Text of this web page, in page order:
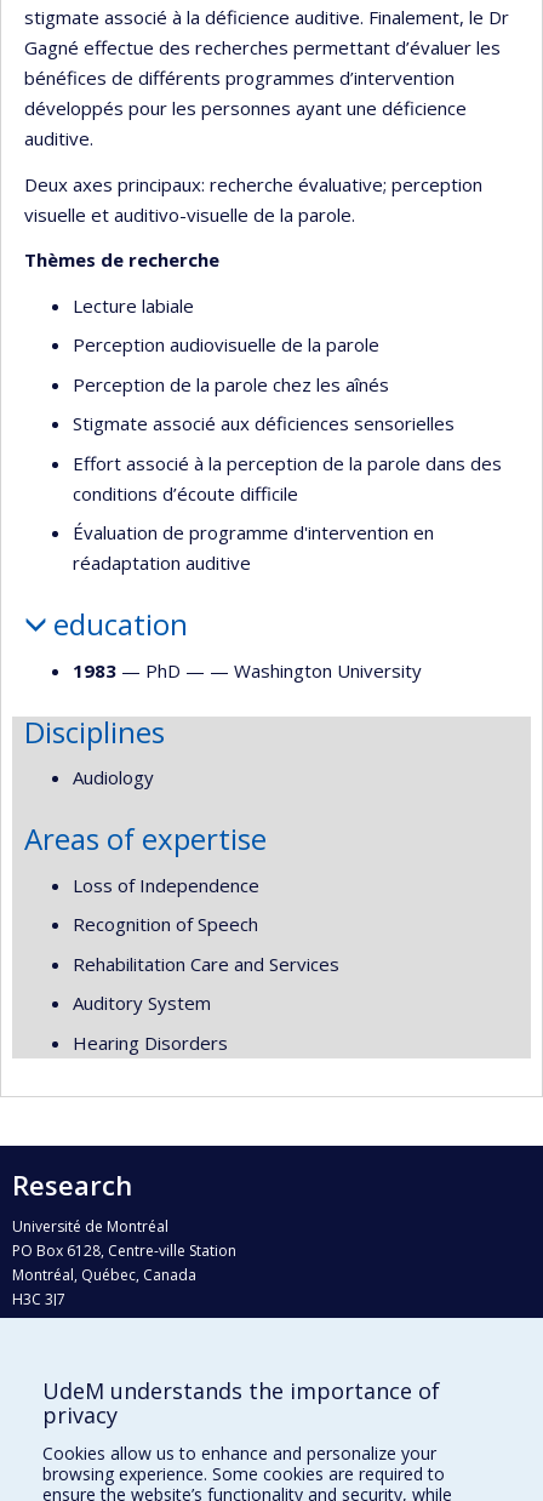
stigmate associé à la déficience auditive. Finalement, le Dr
Gagné effectue des recherches permettant d’évaluer les
bénéfices de différents programmes d’intervention
développés pour les personnes ayant une déficience
auditive.
Deux axes principaux: recherche évaluative; perception
visuelle et auditivo-visuelle de la parole.
Thèmes de recherche
Lecture labiale
Perception audiovisuelle de la parole
Perception de la parole chez les aînés
Stigmate associé aux déficiences sensorielles
Effort associé à la perception de la parole dans des
conditions d’écoute difficile
Évaluation de programme d'intervention en
réadaptation auditive
education
1983 — PhD — — Washington University
Disciplines
Audiology
Areas of expertise
Loss of Independence
Recognition of Speech
Rehabilitation Care and Services
Auditory System
Hearing Disorders
Research
Université de Montréal
PO Box 6128, Centre-ville Station
Montréal, Québec, Canada
H3C 3J7
Who does what?
Find us
Site map
UdeM understands the importance of
privacy
Cookies allow us to enhance and personalize your
browsing experience. Some cookies are required to
ensure the website’s functionality and security, while